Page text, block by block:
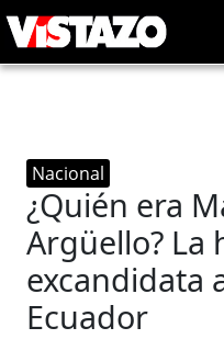
Nacional
¿Quién era
Argüello? La
excandidata
Ecuador